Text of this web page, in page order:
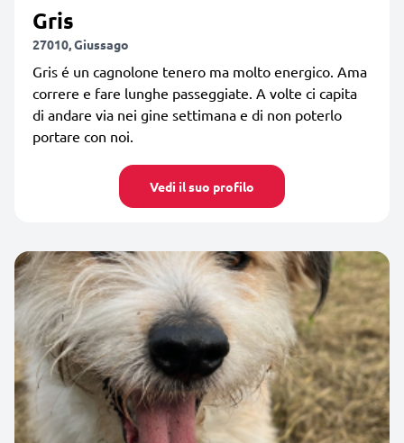
Gris
27010, Giussago
Gris é un cagnolone tenero ma molto energico. Ama
correre e fare lunghe passeggiate. A volte ci capita
di andare via nei gine settimana e di non poterlo
portare con noi.
Vedi il suo profilo